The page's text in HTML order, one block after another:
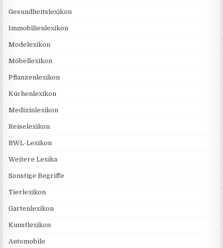
Gesundheitslexikon
Immobilienlexikon
Modelexikon
Möbellexikon
Pflanzenlexikon
Küchenlexikon
Medizinlexikon
Reiselexikon
BWL-Lexikon
Weitere Lexika
Sonstige Begriffe
Tierlexikon
Gartenlexikon
Kunstlexikon
Automobile